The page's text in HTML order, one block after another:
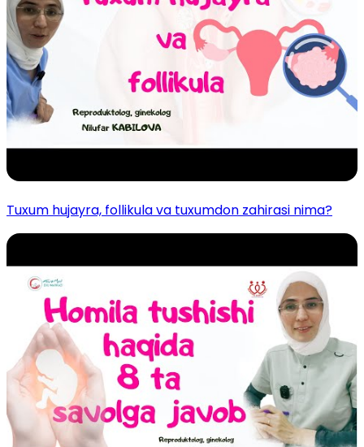
Tuxum hujayra, follikula va tuxumdon zahirasi nima?